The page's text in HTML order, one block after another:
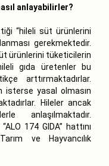
anlayabilirler?
“hileli süt ürünlerini
gerekmektedir.
ürünlerini tüketicilerin
gıda üretenler bu
arttırmaktadırlar.
isterse yasal olmasın
Hileler ancak
anlaşılmaktadır.
174 GIDA” hattını
ve Hayvancılık